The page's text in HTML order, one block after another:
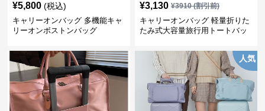
¥5,800 (税込)
キャリーオンバッグ 多機能キャ
リーオンボストンバッグ
¥3,130 ¥3910(割引前)
キャリーオンバッグ 軽量折りた
たみ式大容量旅行用トートバッ
人気